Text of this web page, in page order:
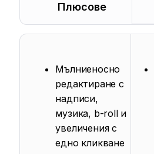
Плюсове
Мълниеносно
редактиране с
надписи,
музика, b-roll и
увеличения с
едно кликване